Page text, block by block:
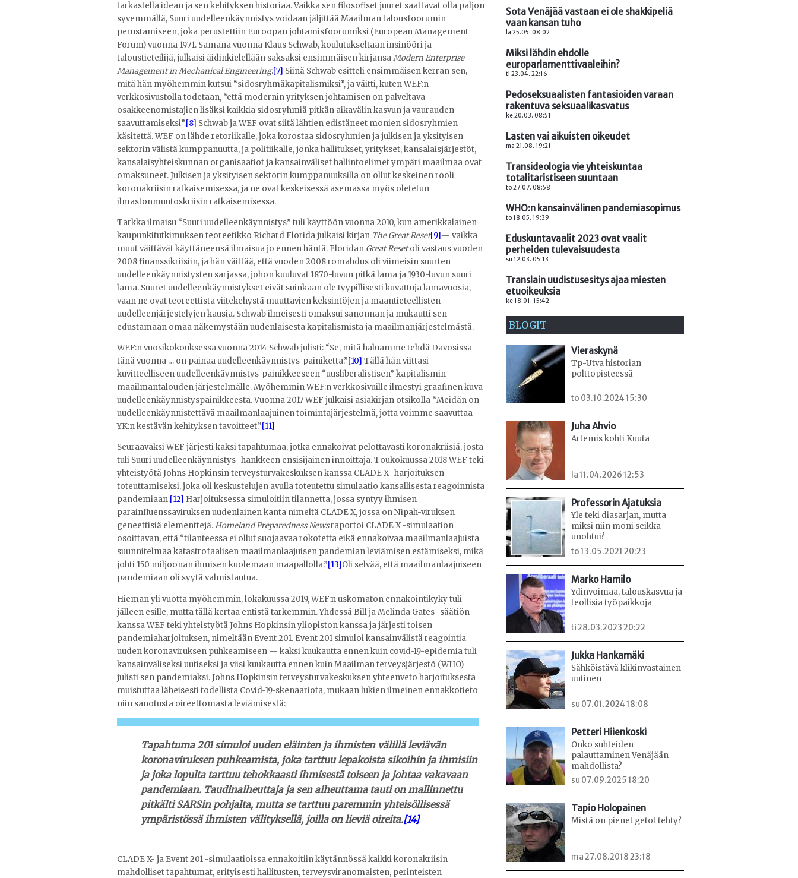
tarkastella idean ja sen kehityksen historiaa. Vaikka sen filosofiset juuret saattavat olla paljon
syvemmällä, Suuri uudelleenkäynnistys voidaan jäljittää Maailman talousfoorumin
perustamiseen, joka perustettiin Euroopan johtamisfoorumiksi (European Management
Forum) vuonna 1971. Samana vuonna Klaus Schwab, koulutukseltaan insinööri ja
taloustieteilijä, julkaisi äidinkielellään saksaksi ensimmäisen kirjansaModern Enterprise
Management in Mechanical Engineering.[7] Siinä Schwab esitteli ensimmäisen kerran sen,
mitä hän myöhemmin kutsui “sidosryhmäkapitalismiksi”, ja väitti, kuten WEF:n
verkkosivustolla todetaan, “että modernin yrityksen johtamisen on palveltava
osakkeenomistajien lisäksi kaikkia sidosryhmiä pitkän aikavälin kasvun ja vaurauden
saavuttamiseksi”.[8] Schwab ja WEF ovat siitä lähtien edistäneet monien sidosryhmien
käsitettä. WEF on lähde retoriikalle, joka korostaa sidosryhmien ja julkisen ja yksityisen
sektorin välistä kumppanuutta, ja politiikalle, jonka hallitukset, yritykset, kansalaisjärjestöt,
kansalaisyhteiskunnan organisaatiot ja kansainväliset hallintoelimet ympäri maailmaa ovat
omaksuneet. Julkisen ja yksityisen sektorin kumppanuuksilla on ollut keskeinen rooli
koronakriisin ratkaisemisessa, ja ne ovat keskeisessä asemassa myös oletetun
ilmastonmuutoskriisin ratkaisemisessa.
Tarkka ilmaisu “Suuri uudelleenkäynnistys” tuli käyttöön vuonna 2010, kun amerikkalainen
kaupunkitutkimuksen teoreetikko Richard Florida julkaisi kirjan The Great Reset[9]— vaikka
muut väittävät käyttäneensä ilmaisua jo ennen häntä. Floridan Great Resetoli vastaus vuoden
2008 finanssikriisiin, ja hän väittää, että vuoden 2008 romahdus oli viimeisin suurten
uudelleenkäynnistysten sarjassa, johon kuuluvat 1870-luvun pitkä lama ja 1930-luvun suuri
lama. Suuret uudelleenkäynnistykset eivät suinkaan ole tyypillisesti kuvattuja lamavuosia,
vaan ne ovat teoreettista viitekehystä muuttavien keksintöjen ja maantieteellisten
uudelleenjärjestelyjen kausia. Schwab ilmeisesti omaksui sanonnan ja mukautti sen
edustamaan omaa näkemystään uudenlaisesta kapitalismista ja maailmanjärjestelmästä.
WEF:n vuosikokouksessa vuonna 2014 Schwab julisti: “Se, mitä haluamme tehdä Davosissa
tänä vuonna … on painaa uudelleenkäynnistys-painiketta.”[10] Tällä hän viittasi
kuvitteelliseen uudelleenkäynnistys-painikkeeseen “uusliberalistisen” kapitalismin
maailmantalouden järjestelmälle. Myöhemmin WEF:n verkkosivuille ilmestyi graafinen kuva
uudelleenkäynnistyspainikkeesta. Vuonna 2017 WEF julkaisi asiakirjan otsikolla “Meidän on
uudelleenkäynnistettävä maailmanlaajuinen toimintajärjestelmä, jotta voimme saavuttaa
YK:n kestävän kehityksen tavoitteet.”[11]
Seuraavaksi WEF järjesti kaksi tapahtumaa, jotka ennakoivat pelottavasti koronakriisiä, josta
tuli Suuri uudelleenkäynnistys -hankkeen ensisijainen innoittaja. Toukokuussa 2018 WEF teki
yhteistyötä Johns Hopkinsin terveysturvakeskuksen kanssa CLADE X -harjoituksen
toteuttamiseksi, joka oli keskustelujen avulla toteutettu simulaatio kansallisesta reagoinnista
pandemiaan.[12] Harjoituksessa simuloitiin tilannetta, jossa syntyy ihmisen
parainfluenssaviruksen uudenlainen kanta nimeltä CLADE X, jossa on Nipah-viruksen
geneettisiä elementtejä.Homeland Preparedness Newsraportoi CLADE X -simulaation
osoittavan, että “tilanteessa ei ollut suojaavaa rokotetta eikä ennakoivaa maailmanlaajuista
suunnitelmaa katastrofaalisen maailmanlaajuisen pandemian leviämisen estämiseksi, mikä
johti 150 miljoonan ihmisen kuolemaan maapallolla.”[13]Oli selvää, että maailmanlaajuiseen
pandemiaan oli syytä valmistautua.
Hieman yli vuotta myöhemmin, lokakuussa 2019, WEF:n uskomaton ennakointikyky tuli
jälleen esille, mutta tällä kertaa entistä tarkemmin. Yhdessä Bill ja Melinda Gates -säätiön
kanssa WEF teki yhteistyötä Johns Hopkinsin yliopiston kanssa ja järjesti toisen
pandemiaharjoituksen, nimeltään Event 201. Event 201 simuloi kansainvälistä reagointia
uuden koronaviruksen puhkeamiseen — kaksi kuukautta ennen kuin covid-19-epidemia tuli
kansainväliseksi uutiseksi ja viisi kuukautta ennen kuin Maailman terveysjärjestö (WHO)
julisti sen pandemiaksi. Johns Hopkinsin terveysturvakeskuksen yhteenveto harjoituksesta
muistuttaa läheisesti todellista Covid-19-skenaariota, mukaan lukien ilmeinen ennakkotieto
niin sanotusta oireettomasta leviämisestä:
Tapahtuma 201 simuloi uuden eläinten ja ihmisten välillä leviävän
koronaviruksen puhkeamista, joka tarttuu lepakoista sikoihin ja ihmisiin
ja joka lopulta tarttuu tehokkaasti ihmisestä toiseen ja johtaa vakavaan
pandemiaan. Taudinaiheuttaja ja sen aiheuttama tauti on mallinnettu
pitkälti SARSin pohjalta, mutta se tarttuu paremmin yhteisöllisessä
ympäristössä ihmisten välityksellä, joilla on lieviä oireita.[14]
CLADE X- ja Event 201 -simulaatioissa ennakoitiin käytännössä kaikki koronakriisin
mahdolliset tapahtumat, erityisesti hallitusten, terveysviranomaisten, perinteisten
Sota Venäjää vastaan ei ole shakkipeliä
vaan kansan tuho
la 25.05. 08:02
Miksi lähdin ehdolle
europarlamenttivaaleihin?
ti 23.04. 22:16
Pedoseksuaalisten fantasioiden varaan
rakentuva seksuaalikasvatus
ke 20.03. 08:51
Lasten vai aikuisten oikeudet
ma 21.08. 19:21
Transideologia vie yhteiskuntaa
totalitaristiseen suuntaan
to 27.07. 08:58
WHO:n kansainvälinen pandemiasopimus
to 18.05. 19:39
Eduskuntavaalit 2023 ovat vaalit
perheiden tulevaisuudesta
su 12.03. 05:13
Translain uudistusesitys ajaa miesten
etuoikeuksia
ke 18.01. 15:42
BLOGIT
Vieraskynä
Tp-Utva historian
polttopisteessä
to 03.10.2024 15:30
Juha Ahvio
Artemis kohti Kuuta
la 11.04.2026 12:53
Professorin Ajatuksia
Yle teki diasarjan, mutta
miksi niin moni seikka
unohtui?
to 13.05.2021 20:23
Marko Hamilo
Ydinvoimaa, talouskasvua ja
teollisia työpaikkoja
ti 28.03.2023 20:22
Jukka Hankamäki
Sähköistävä klikinvastainen
uutinen
su 07.01.2024 18:08
Petteri Hiienkoski
Onko suhteiden
palauttaminen Venäjään
mahdollista?
su 07.09.2025 18:20
Tapio Holopainen
Mistä on pienet getot tehty?
ma 27.08.2018 23:18